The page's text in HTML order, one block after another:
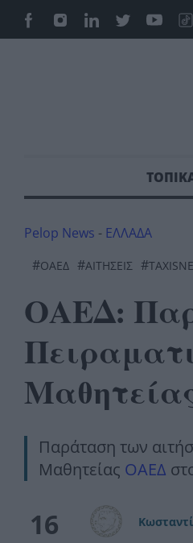
Pelop News - ΕΛΛΑΔΑ
#ΟΑΕΔ #ΑΙΤΗΣΕΙΣ #
ΟΑΕΔ:
Παράταση των
Μαθητείας ΟΑΕΔ
16